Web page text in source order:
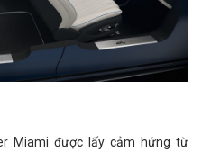
Miami được lấy cảm hứng từ